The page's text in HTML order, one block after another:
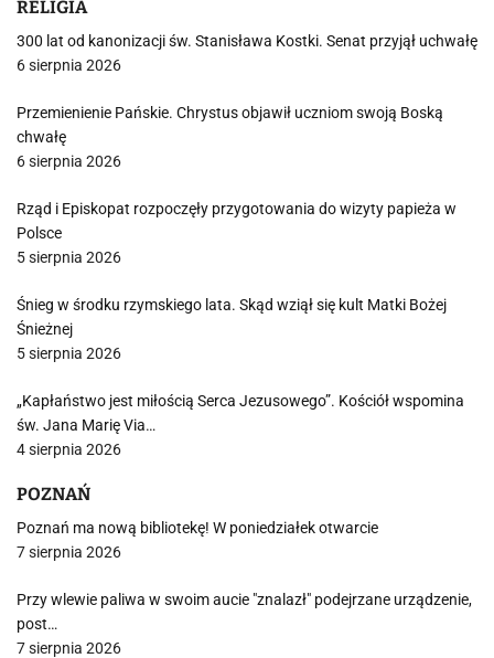
RELIGIA
300 lat od kanonizacji św. Stanisława Kostki. Senat przyjął uchwałę
6 sierpnia 2026
Przemienienie Pańskie. Chrystus objawił uczniom swoją Boską
chwałę
6 sierpnia 2026
Rząd i Episkopat rozpoczęły przygotowania do wizyty papieża w
Polsce
5 sierpnia 2026
Śnieg w środku rzymskiego lata. Skąd wziął się kult Matki Bożej
Śnieżnej
5 sierpnia 2026
„Kapłaństwo jest miłością Serca Jezusowego”. Kościół wspomina
św. Jana Marię Via…
4 sierpnia 2026
POZNAŃ
Poznań ma nową bibliotekę! W poniedziałek otwarcie
7 sierpnia 2026
Przy wlewie paliwa w swoim aucie "znalazł" podejrzane urządzenie,
post…
7 sierpnia 2026